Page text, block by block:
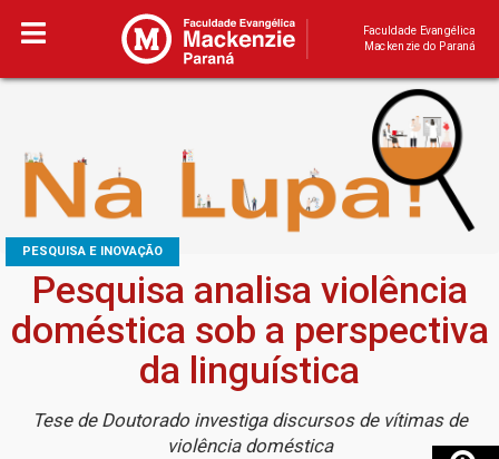
Faculdade Evangélica
Mackenzie do Paraná
PESQUISA E INOVAÇÃO
Pesquisa analisa violência
doméstica sob a perspectiva
da linguística
Tese de Doutorado investiga discursos de vítimas de
violência doméstica